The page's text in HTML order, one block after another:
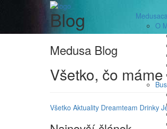
O
Blog
Medusa Blog
Všetko, čo
Všetko Aktuality Dreamteam Drinky